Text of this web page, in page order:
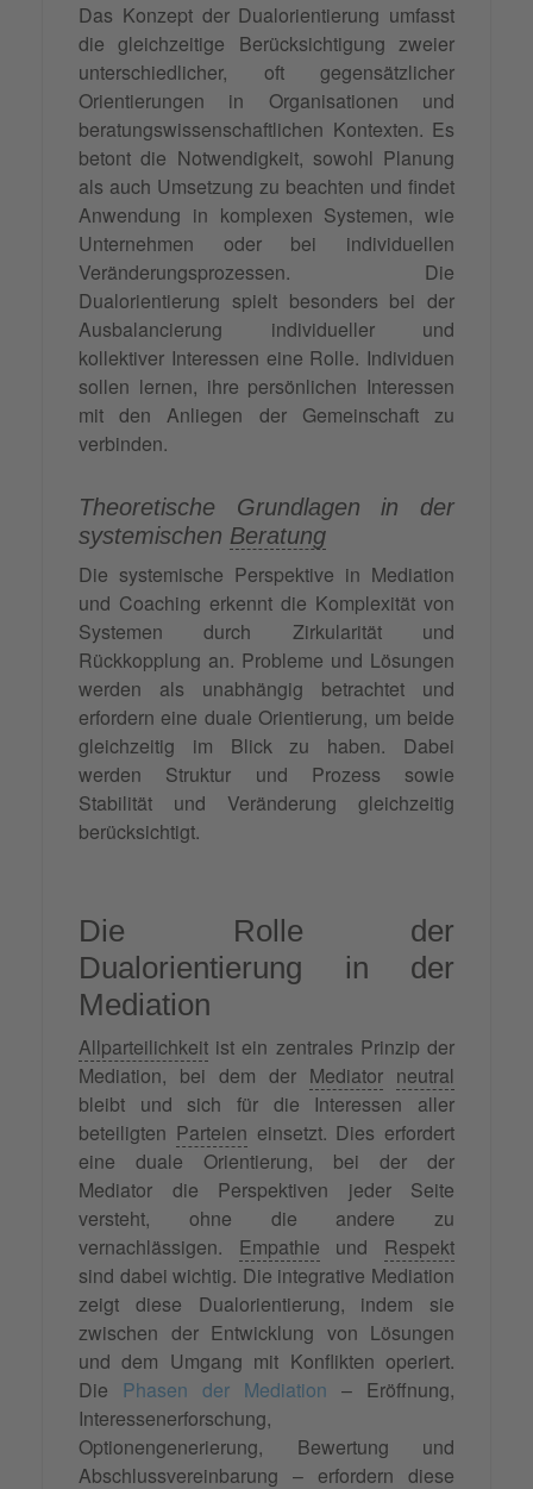
Das Konzept der Dualorientierung umfasst
die gleichzeitige Berücksichtigung zweier
unterschiedlicher, oft gegensätzlicher
Orientierungen in Organisationen und
beratungswissenschaftlichen Kontexten. Es
betont die Notwendigkeit, sowohl Planung
als auch Umsetzung zu beachten und findet
Anwendung in komplexen Systemen, wie
Unternehmen oder bei individuellen
Veränderungsprozessen. Die
Dualorientierung spielt besonders bei der
Ausbalancierung individueller und
kollektiver Interessen eine Rolle. Individuen
sollen lernen, ihre persönlichen Interessen
mit den Anliegen der Gemeinschaft zu
verbinden.
Theoretische Grundlagen in der
systemischen Beratung
Die systemische Perspektive in Mediation
und Coaching erkennt die Komplexität von
Systemen durch Zirkularität und
Rückkopplung an. Probleme und Lösungen
werden als unabhängig betrachtet und
erfordern eine duale Orientierung, um beide
gleichzeitig im Blick zu haben. Dabei
werden Struktur und Prozess sowie
Stabilität und Veränderung gleichzeitig
berücksichtigt.
Die Rolle der
Dualorientierung in der
Mediation
Allparteilichkeit ist ein zentrales Prinzip der
Mediation, bei dem der Mediator neutral
bleibt und sich für die Interessen aller
beteiligten Parteien einsetzt. Dies erfordert
eine duale Orientierung, bei der der
Mediator die Perspektiven jeder Seite
versteht, ohne die andere zu
vernachlässigen. Empathie und Respekt
sind dabei wichtig. Die integrative Mediation
zeigt diese Dualorientierung, indem sie
zwischen der Entwicklung von Lösungen
und dem Umgang mit Konflikten operiert.
Die Phasen der Mediation – Eröffnung,
Interessenerforschung,
Optionengenerierung, Bewertung und
Abschlussvereinbarung – erfordern diese